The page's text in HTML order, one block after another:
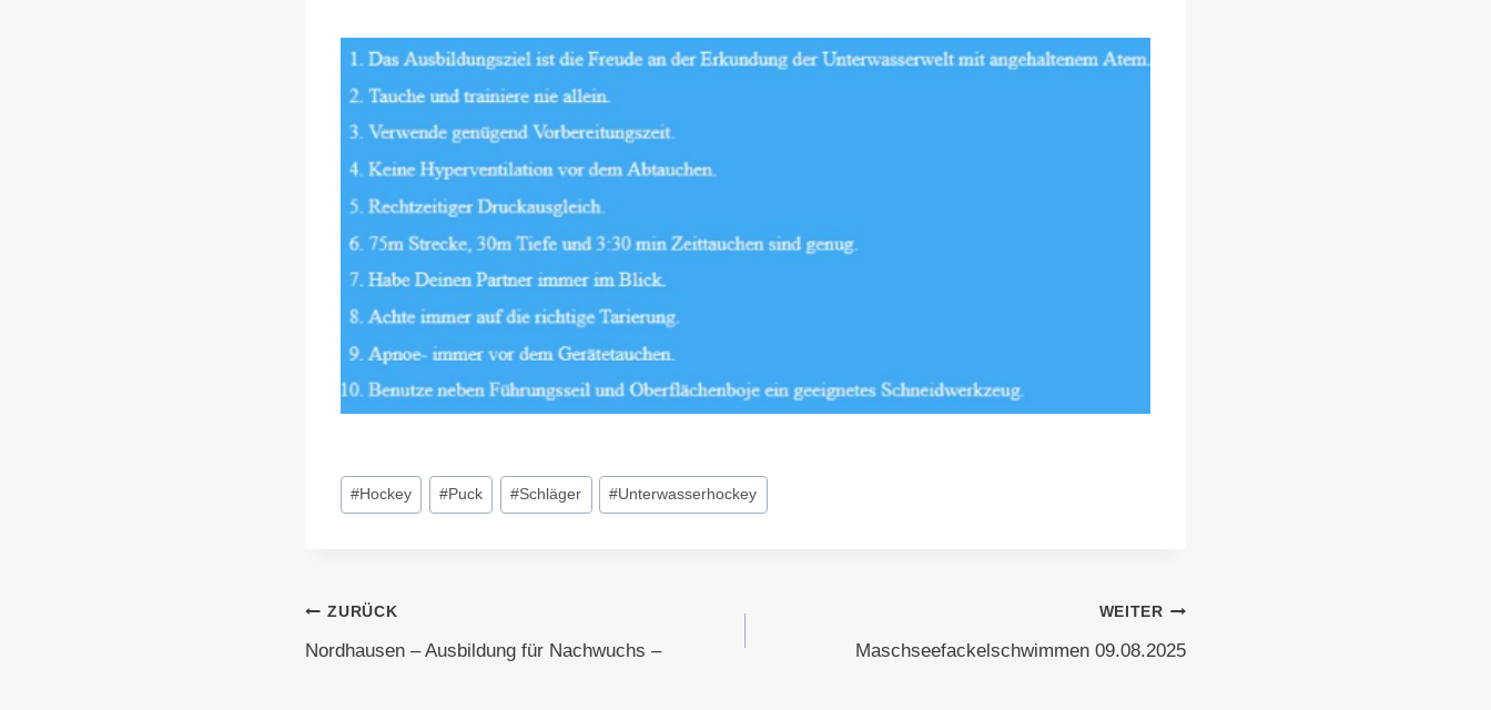
Schlagworte:
#Hockey #Puck #Schläger #Unterwasserhockey
Beitragsnavigation
ZURÜCK
Nordhausen – Ausbildung für Nachwuchs –
WEITER
Maschseefackelschwimmen 09.08.2025